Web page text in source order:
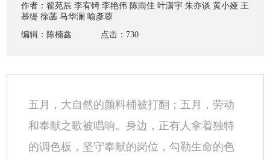
作者：翟苑辰 李宥锜 李艳伟 陈雨佳 叶潇宇 朱亦谈 黄小娅 王
慕缇 徐菡 马华澜 喻彥蓉
编辑：陈楠鑫
点击： 730
五月，大自然的颜料桶被打翻；五月，劳动
和奉献之歌被唱响。身边，正有人拿着独特
的调色板，坚守奉献的岗位，勾勒生命的色